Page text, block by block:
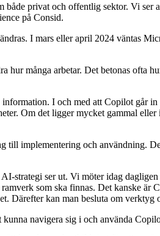
privat och offentlig sektor. Vi
på Consid.
I mars eller april 2024 väntas
hur många arbetar. Det betonas
I och med att Copilot går
Om det ligger mycket gammal
implementering och användning.
strategi ser ut. Vi möter idag
som ska finnas. Det kanske
Därefter kan man besluta om verktyg
navigera sig i och använda